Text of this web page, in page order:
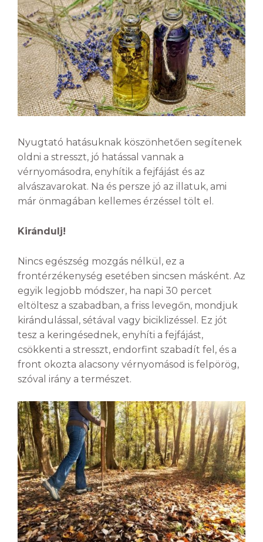
Nyugtató hatásuknak köszönhetően segítenek
oldni a stresszt, jó hatással vannak a
vérnyomásodra, enyhítik a fejfájást és az
alvászavarokat. Na és persze jó az illatuk, ami
már önmagában kellemes érzéssel tölt el.
Kirándulj!
Nincs egészség mozgás nélkül, ez a
frontérzékenység esetében sincsen másként. Az
egyik legjobb módszer, ha napi 30 percet
eltöltesz a szabadban, a friss levegőn, mondjuk
kirándulással, sétával vagy biciklizéssel. Ez jót
tesz a keringésednek, enyhíti a fejfájást,
csökkenti a stresszt, endorfint szabadít fel, és a
front okozta alacsony vérnyomásod is felpörög,
szóval irány a természet.